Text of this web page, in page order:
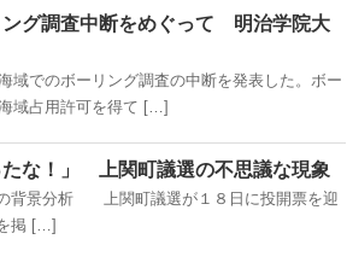
グ調査中断をめぐって 明治学院大
域でのボーリング調査の中断を発表した。ボー
域占用許可を得て […]
たな！」 上関町議選の不思議な現象
背景分析 上関町議選が１８日に投開票を迎
掲 […]